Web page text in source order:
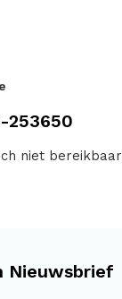
253650
niet bereikbaar
Nieuwsbrief